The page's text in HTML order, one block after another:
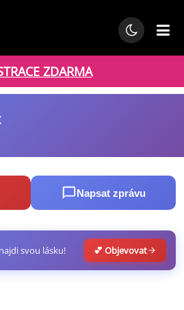
ZDARMA
Napsat zprávu
svou lásku! 💕 Objevovat